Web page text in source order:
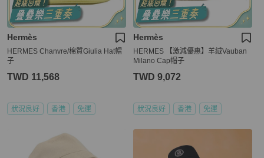
Hermès
HERMES Chanvre/棉質Giulia Hat帽
子
TWD 11,568
狀況良好 香港 免運
Hermès
HERMES 【激減優惠】羊絨Vauban
Milano Cap帽子
TWD 9,072
狀況良好 香港 免運